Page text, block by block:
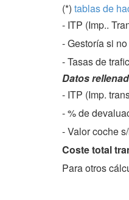
(*) tablas de
- ITP (Imp..
- Gestoría si
-Tasas de
Datos
- ITP (Imp.
- % de
- Valor coche
Coste total
Para otros